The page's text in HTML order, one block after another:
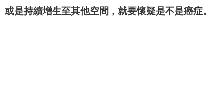
或是持續增生至其他空間，就要懷疑是不是癌症。